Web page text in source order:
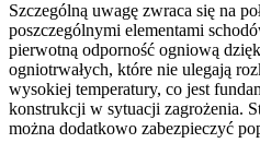
Szczególną uwagę zwraca się na
poszczególnymi elementami
pierwotną odporność ogniową
ogniotrwałych, które nie ulegają
wysokiej temperatury, co jest
konstrukcji w sytuacji zagrożenia.
można dodatkowo zabezpieczyć